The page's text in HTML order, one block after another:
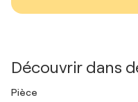
Découvrir dans
Pièce